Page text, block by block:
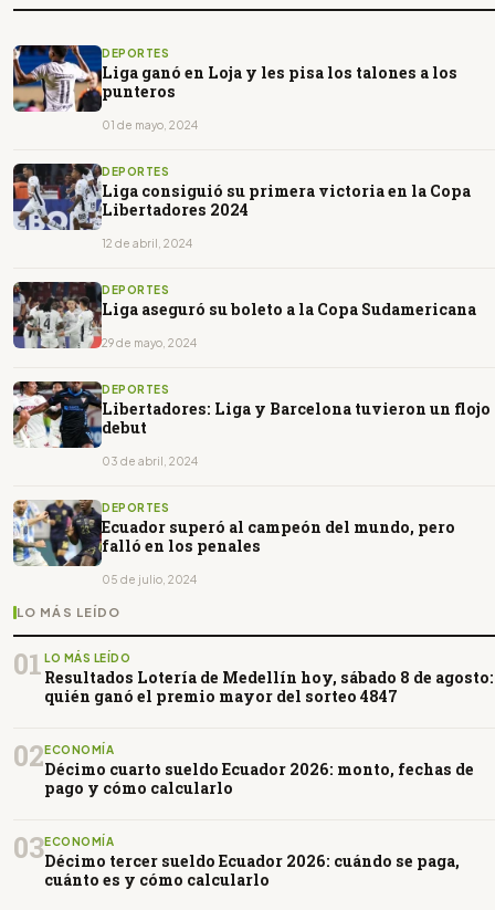
DEPORTES
Liga ganó en Loja y les pisa los talones a los
punteros
01 de mayo, 2024
DEPORTES
Liga consiguió su primera victoria en la Copa
Libertadores 2024
12 de abril, 2024
DEPORTES
Liga aseguró su boleto a la Copa Sudamericana
29 de mayo, 2024
DEPORTES
Libertadores: Liga y Barcelona tuvieron un flojo
debut
03 de abril, 2024
DEPORTES
Ecuador superó al campeón del mundo, pero
falló en los penales
05 de julio, 2024
LO MÁS LEÍDO
01 LO MÁS LEÍDO
Resultados Lotería de Medellín hoy, sábado 8 de agosto:
quién ganó el premio mayor del sorteo 4847
02ECONOMÍA
Décimo cuarto sueldo Ecuador 2026: monto, fechas de
pago y cómo calcularlo
03ECONOMÍA
Décimo tercer sueldo Ecuador 2026: cuándo se paga,
cuánto es y cómo calcularlo